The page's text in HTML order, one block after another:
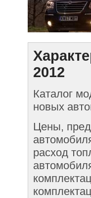
2012
Каталог
новых
Цены,
расход